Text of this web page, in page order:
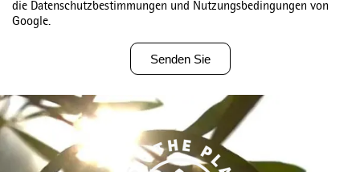
die Datenschutzbestimmungen und Nutzungsbedingungen von
Google.
Senden Sie